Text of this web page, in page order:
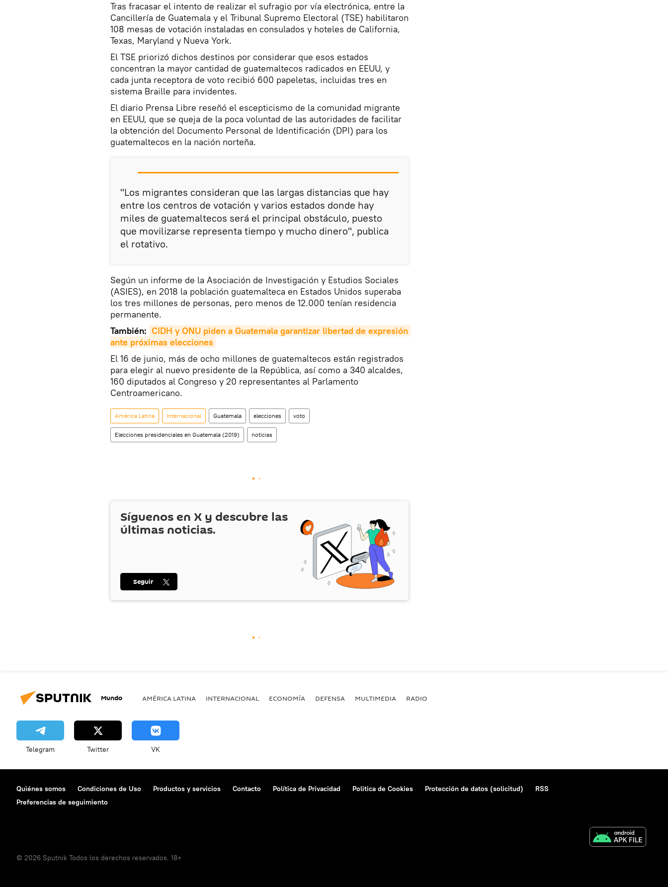
Tras fracasar el intento de realizar el sufragio por vía electrónica, entre la
Cancillería de Guatemala y el Tribunal Supremo Electoral (TSE) habilitaron
108 mesas de votación instaladas en consulados y hoteles de California,
Texas, Maryland y Nueva York.
El TSE priorizó dichos destinos por considerar que esos estados
concentran la mayor cantidad de guatemaltecos radicados en EEUU, y
cada junta receptora de voto recibió 600 papeletas, incluidas tres en
sistema Braille para invidentes.
El diario Prensa Libre reseñó el escepticismo de la comunidad migrante
en EEUU, que se queja de la poca voluntad de las autoridades de facilitar
la obtención del Documento Personal de Identificación (DPI) para los
guatemaltecos en la nación norteña.
"Los migrantes consideran que las largas distancias que hay
entre los centros de votación y varios estados donde hay
miles de guatemaltecos será el principal obstáculo, puesto
que movilizarse representa tiempo y mucho dinero", publica
el rotativo.
Según un informe de la Asociación de Investigación y Estudios Sociales
(ASIES), en 2018 la población guatemalteca en Estados Unidos superaba
los tres millones de personas, pero menos de 12.000 tenían residencia
permanente.
También: CIDH y ONU piden a Guatemala garantizar libertad de expresión
ante próximas elecciones
El 16 de junio, más de ocho millones de guatemaltecos están registrados
para elegir al nuevo presidente de la República, así como a 340 alcaldes,
160 diputados al Congreso y 20 representantes al Parlamento
Centroamericano.
América Latina Internacional Guatemala elecciones voto
Elecciones presidenciales en Guatemala (2019) noticias
Síguenos en X y descubre las
últimas noticias.
Seguir
Mundo AMÉRICA LATINA INTERNACIONAL ECONOMÍA DEFENSA MULTIMEDIA RADIO
Telegram Twitter VK
Quiénes somos Condiciones de Uso Productos y servicios Contacto Política de Privacidad Politica de Cookies Protección de datos (solicitud)
RSS
Preferencias de seguimiento
© 2026 Sputnik Todos los derechos reservados. 18+